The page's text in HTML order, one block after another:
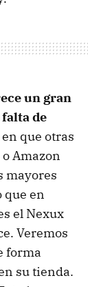
un gran
de
que otras
Amazon
mayores
que en
el Nexux
Veremos
forma
su tienda.